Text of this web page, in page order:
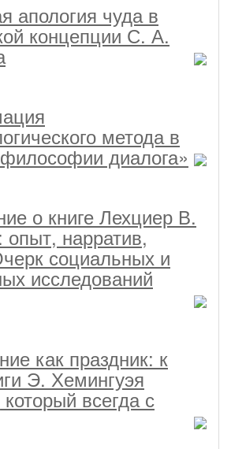
апология чуда в
концепции С. А.
метода в
диалога»
о книге Лехциер В.
нарратив,
социальных и
исследований
как праздник: к
Э. Хемингуэя
всегда с